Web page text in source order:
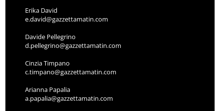
Erika David
e.david@gazzettamatin.com
Davide Pellegrino
d.pellegrino@gazzettamatin.com
Cinzia Timpano
c.timpano@gazzettamatin.com
Arianna Papalia
a.papalia@gazzettamatin.com